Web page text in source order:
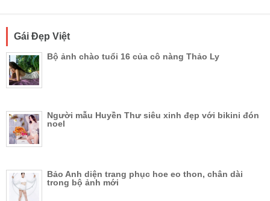
Gái Đẹp Việt
Bộ ảnh chào tuổi 16 của cô nàng Thảo Ly
Người mẫu Huyền Thư siêu xinh đẹp với bikini đón
noel
Bảo Anh diện trang phục hoe eo thon, chân dài
trong bộ ảnh mới